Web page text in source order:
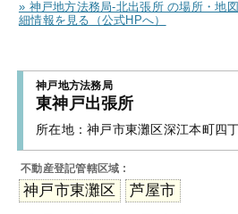
» 神戸地方法務局-北出張所 の場所・地
細情報を見る（公式HPへ）
神戸地方法務局
東神戸出張所
所在地：神戸市東灘区深江本町四
不動産登記管轄区域 :
神戸市東灘区 芦屋市